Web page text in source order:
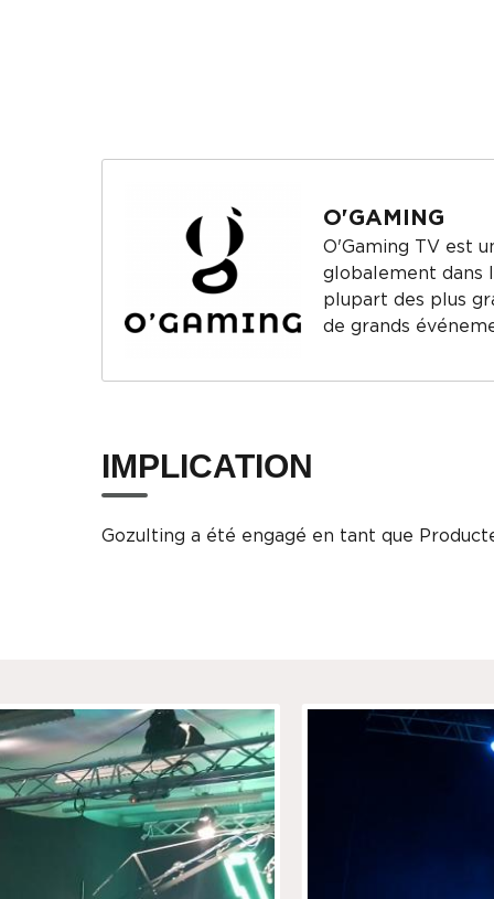
O'GAMING
O'Gaming TV est
globalement dans
plupart des plus
de grands
IMPLICATION
Gozulting a été engagé en tant que